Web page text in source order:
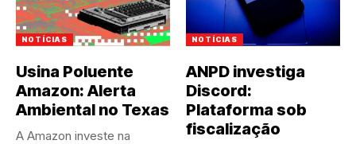
NOTÍCIAS
Usina Poluente
Amazon: Alerta
Ambiental no Texas
A Amazon investe na
NOTÍCIAS
ANPD investiga
Discord:
Plataforma sob
fiscalização